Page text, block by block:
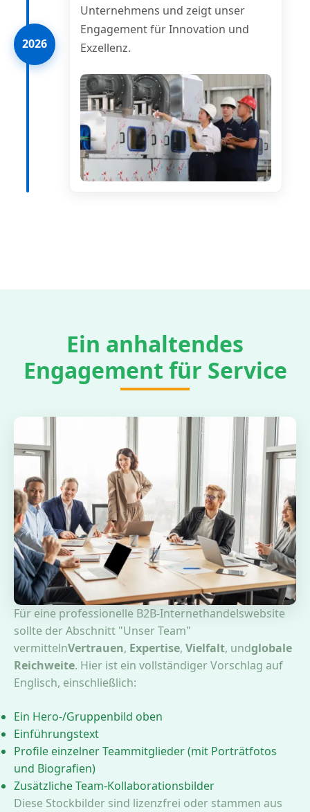
2026
Unternehmens und zeigt unser
Engagement für Innovation und
Exzellenz.
Ein anhaltendes
Engagement für Service
Für eine professionelle B2B-Internethandelswebsite
sollte der Abschnitt "Unser Team"
vermittelnVertrauen, Expertise, Vielfalt, undglobale
Reichweite. Hier ist ein vollständiger Vorschlag auf
Englisch, einschließlich:
Ein Hero-/Gruppenbild oben
Einführungstext
Profile einzelner Teammitglieder (mit Porträtfotos
und Biografien)
Zusätzliche Team-Kollaborationsbilder
Diese Stockbilder sind lizenzfrei oder stammen aus